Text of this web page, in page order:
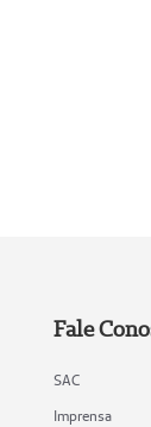
Fale
SAC
Imprensa